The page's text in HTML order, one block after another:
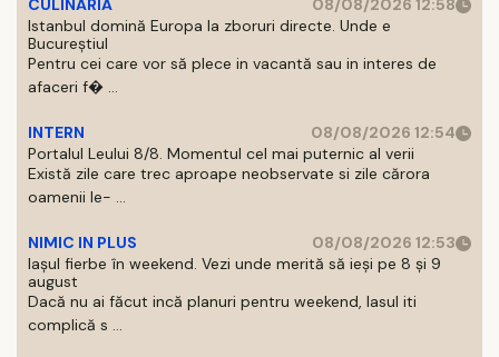
CULINARIA
08/08/2026 12:58
Istanbul domină Europa la zboruri directe. Unde e
Bucureștiul
Pentru cei care vor să plece in vacantă sau in interes de
afaceri f� ...
INTERN
08/08/2026 12:54
Portalul Leului 8/8. Momentul cel mai puternic al verii
Există zile care trec aproape neobservate si zile cărora
oamenii le- ...
NIMIC IN PLUS
08/08/2026 12:53
Iașul fierbe în weekend. Vezi unde merită să ieși pe 8 și 9
august
Dacă nu ai făcut incă planuri pentru weekend, Iasul iti
complică s ...